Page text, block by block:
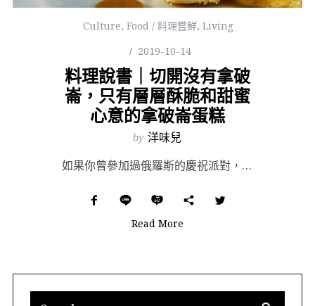
Culture,Food / 料理嘗鮮,Living
2019-10-14
料理說書｜切開沒有拿破
崙，只有層層酥脆和甜蜜
心意的拿破崙蛋糕
by 洋味兒
如果你曾參加過俄羅斯的慶祝派對，很可能會嚐到無所不在的「拿破崙蛋糕」（Napoleon Cake），...
Read More